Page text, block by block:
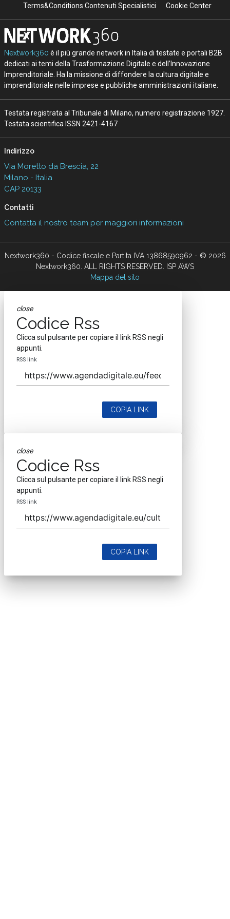
Terms&Conditions Contenuti Specialistici
Cookie Center
Nextwork360 è il più grande network in Italia di testate e portali B2B
dedicati ai temi della Trasformazione Digitale e dell’Innovazione
Imprenditoriale. Ha la missione di diffondere la cultura digitale e
imprenditoriale nelle imprese e pubbliche amministrazioni italiane.
Testata registrata al Tribunale di Milano, numero registrazione 1927.
Testata scientifica ISSN 2421-4167
Indirizzo
Via Moretto da Brescia, 22
Milano - Italia
CAP 20133
Contatti
Contatta il nostro team per maggiori informazioni
Nextwork360 - Codice fiscale e Partita IVA 13868590962 - © 2026
Nextwork360. ALL RIGHTS RESERVED. ISP AWS
Mappa del sito
close
Codice Rss
Clicca sul pulsante per copiare il link RSS negli
appunti.
RSS link
COPIA LINK
close
Codice Rss
Clicca sul pulsante per copiare il link RSS negli
appunti.
RSS link
COPIA LINK